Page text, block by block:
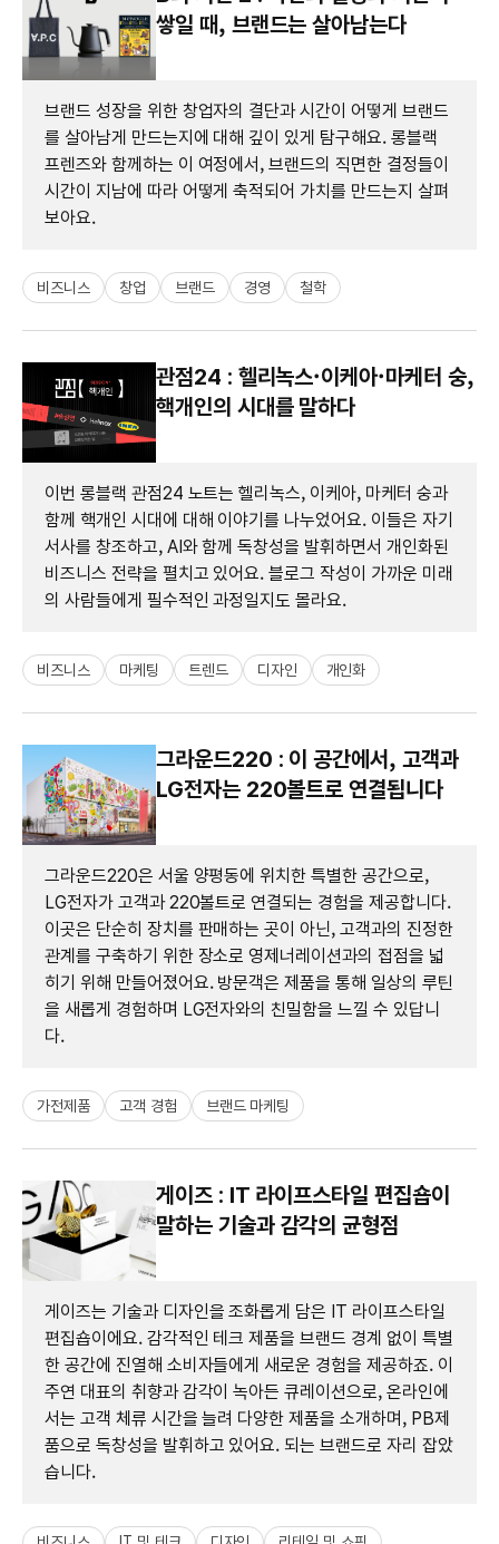
쌓일 때, 브랜드는 살아남는다
브랜드 성장을 위한 창업자의 결단과 시간이 어떻게 브랜드
를 살아남게 만드는지에 대해 깊이 있게 탐구해요. 롱블랙
프렌즈와 함께하는 이 여정에서, 브랜드의 직면한 결정들이
시간이 지남에 따라 어떻게 축적되어 가치를 만드는지 살펴
보아요.
비즈니스 창업 브랜드 경영 철학
관점24 : 헬리녹스·이케아·마케터 숭,
핵개인의 시대를 말하다
이번 롱블랙 관점24 노트는 헬리녹스, 이케아, 마케터 숭과
함께 핵개인 시대에 대해 이야기를 나누었어요. 이들은 자기
서사를 창조하고, AI와 함께 독창성을 발휘하면서 개인화된
비즈니스 전략을 펼치고 있어요. 블로그 작성이 가까운 미래
의 사람들에게 필수적인 과정일지도 몰라요.
비즈니스 마케팅 트렌드 디자인 개인화
그라운드220 : 이 공간에서, 고객과
LG전자는 220볼트로 연결됩니다
그라운드220은 서울 양평동에 위치한 특별한 공간으로,
LG전자가 고객과 220볼트로 연결되는 경험을 제공합니다.
이곳은 단순히 장치를 판매하는 곳이 아닌, 고객과의 진정한
관계를 구축하기 위한 장소로 영제너레이션과의 접점을 넓
히기 위해 만들어졌어요. 방문객은 제품을 통해 일상의 루틴
을 새롭게 경험하며 LG전자와의 친밀함을 느낄 수 있답니
다.
가전제품 고객 경험 브랜드 마케팅
게이즈 : IT 라이프스타일 편집숍이
말하는 기술과 감각의 균형점
게이즈는 기술과 디자인을 조화롭게 담은 IT 라이프스타일
편집숍이에요. 감각적인 테크 제품을 브랜드 경계 없이 특별
한 공간에 진열해 소비자들에게 새로운 경험을 제공하죠. 이
주연 대표의 취향과 감각이 녹아든 큐레이션으로, 온라인에
서는 고객 체류 시간을 늘려 다양한 제품을 소개하며, PB제
품으로 독창성을 발휘하고 있어요. 되는 브랜드로 자리 잡았
습니다.